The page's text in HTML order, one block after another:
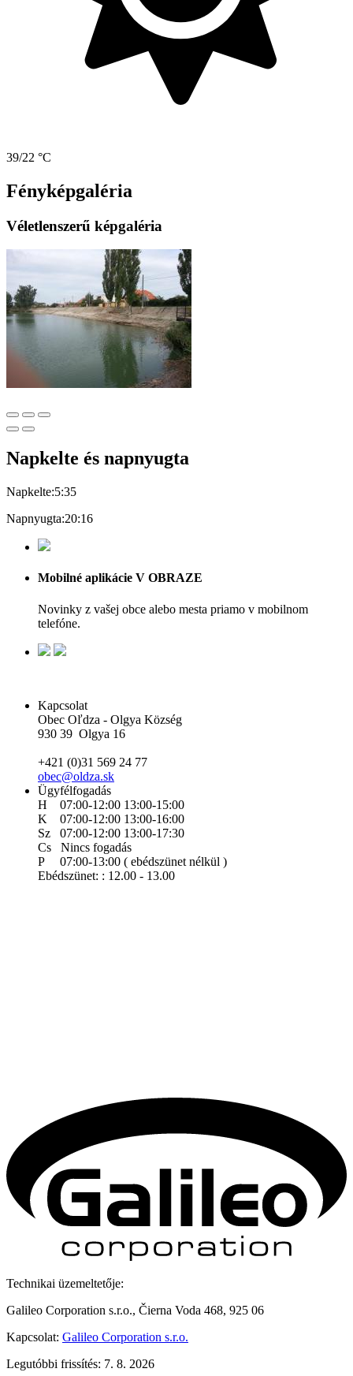
39/22 °C
Fényképgaléria
Véletlenszerű képgaléria
Napkelte és napnyugta
Napkelte:5:35
Napnyugta:20:16
Mobilné aplikácie V OBRAZE
Novinky z vašej obce alebo mesta priamo v mobilnom
telefóne.
Kapcsolat
Obec Oľdza - Olgya Község
930 39 Olgya 16
+421 (0)31 569 24 77
obec@oldza.sk
Ügyfélfogadás
H 07:00-12:00 13:00-15:00
K 07:00-12:00 13:00-16:00
Sz 07:00-12:00 13:00-17:30
Cs Nincs fogadás
P 07:00-13:00 ( ebédszünet nélkül )
Ebédszünet: : 12.00 - 13.00
Technikai üzemeltetője:
Galileo Corporation s.r.o., Čierna Voda 468, 925 06
Kapcsolat: Galileo Corporation s.r.o.
Legutóbbi frissítés: 7. 8. 2026